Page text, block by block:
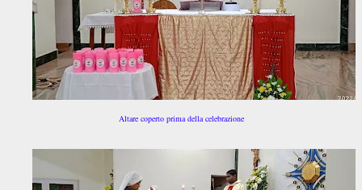
Altare coperto prima della celebrazione